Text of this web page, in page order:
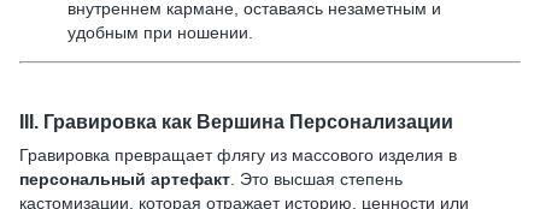
внутреннем кармане, оставаясь незаметным и
удобным при ношении.
III. Гравировка как Вершина Персонализации
Гравировка превращает флягу из массового изделия в
персональный артефакт . Это высшая степень
кастомизации, которая отражает историю, ценности или